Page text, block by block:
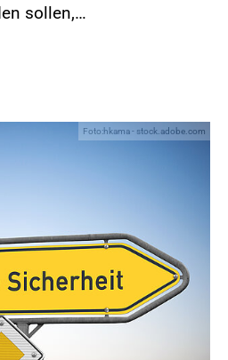
sollen,…
Foto:hkama - stock.adobe.com